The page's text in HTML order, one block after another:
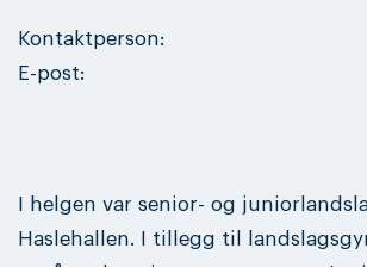
Kontaktperson:
E-post:
I helgen var senior- og
Haslehallen. I tillegg til